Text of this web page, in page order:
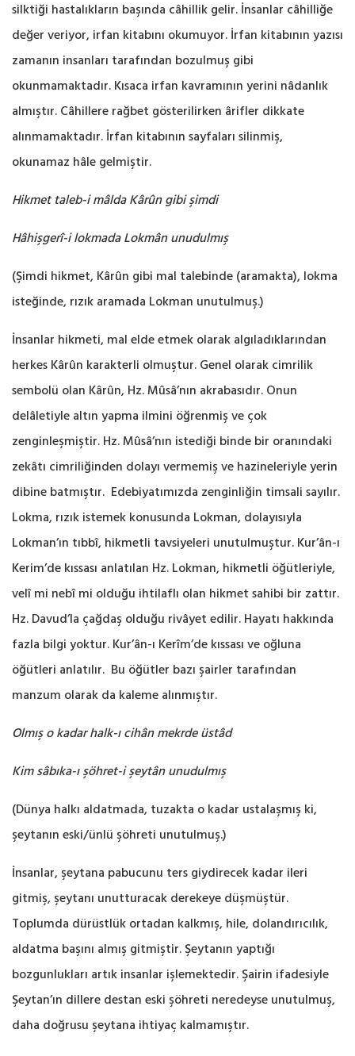
silktiği hastalıkların başında câhillik ‎gelir. ‎İnsanlar câhilliğe
değer veriyor, irfan kitabını okumuyor. İrfan kitabının yazısı
zamanın ‎insanları ‎tarafından bozulmuş gibi
okunmamaktadır. Kısaca irfan kavramının yerini nâdanlık
‎almıştır. ‎Câhillere rağbet gösterilirken ârifler dikkate
alınmamaktadır. İrfan kitabının sayfaları ‎silinmiş,
okunamaz hâle gelmiştir.‎
Hikmet taleb-i mâlda Kârûn gibi şimdi
Hâhişgerî-i lokmada Lokmân unudulmış
(Şimdi hikmet, Kârûn gibi mal talebinde (aramakta), lokma
isteğinde, rızık aramada Lokman ‎unutulmuş.‎)
İnsanlar hikmeti, mal elde etmek olarak algıladıklarından
herkes Kârûn karakterli olmuştur. ‎Genel ‎olarak cimrilik
sembolü olan Kârûn, Hz. Mûsâ’nın akrabasıdır. Onun
delâletiyle altın ‎yapma ilmini ‎öğrenmiş ve çok
zenginleşmiştir. Hz. Mûsâ’nın istediği binde bir oranındaki
zekâtı ‎cimriliğinden ‎dolayı vermemiş ve hazineleriyle yerin
dibine batmıştır. Edebiyatımızda ‎zenginliğin timsali sayılır.‎
‎Lokma, rızık istemek konusunda Lokman, dolayısıyla
Lokman’ın ‎tıbbî, hikmetli tavsiyeleri unutulmuştur. ‎Kur’ân-ı
Kerim’de kıssası anlatılan Hz. Lokman, ‎hikmetli öğütleriyle,
velî mi nebî mi olduğu ‎ihtilaflı olan hikmet sahibi bir zattır.
Hz. Davud’la ‎çağdaş olduğu rivâyet edilir. Hayatı hakkında
‎fazla bilgi yoktur. Kur’ân-ı Kerîm’de kıssası ve ‎oğluna
öğütleri anlatılır.‎ ‎ Bu öğütler bazı şairler ‎tarafından
manzum olarak da kaleme alınmıştır. ‎
Olmış o kadar halk-ı cihân mekrde üstâd
Kim sâbıka-ı şöhret-i şeytân unudulmış
(Dünya halkı aldatmada, tuzakta o kadar ustalaşmış ki,
şeytanın eski/ünlü şöhreti unutulmuş.‎)
İnsanlar, şeytana pabucunu ters giydirecek kadar ileri
gitmiş, şeytanı unutturacak derekeye ‎düşmüştür.
Toplumda dürüstlük ortadan kalkmış, hile, dolandırıcılık,
aldatma başını almış ‎gitmiştir. Şeytanın yaptığı
bozgunlukları artık insanlar işlemektedir. Şairin ifadesiyle
Şeytan’ın ‎dillere destan eski şöhreti neredeyse unutulmuş,
daha doğrusu şeytana ihtiyaç kalmamıştır. ‎